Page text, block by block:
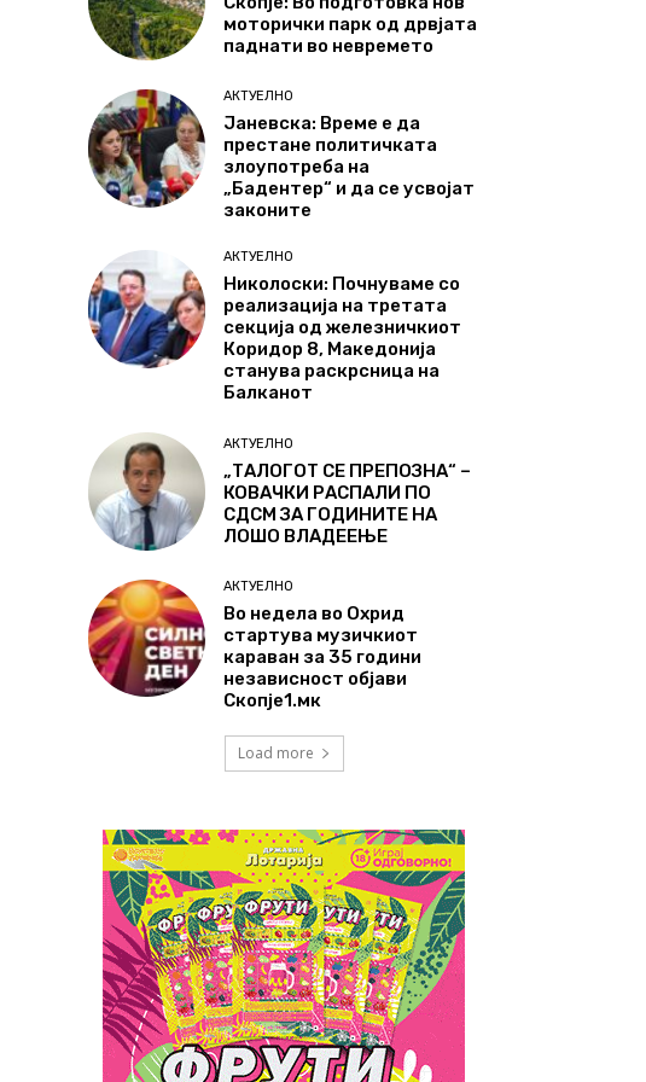
моторички парк од дрвјата
паднати во невремето
АКТУЕЛНО
Јаневска: Време е да
престане политичката
злоупотреба на
„Бадентер“ и да се усвојат
законите
АКТУЕЛНО
Николоски: Почнуваме со
реализација на третата
секција од железничкиот
Коридор 8, Македонија
станува раскрсница на
Балканот
АКТУЕЛНО
„ТАЛОГОТ СЕ ПРЕПОЗНА“ –
КОВАЧКИ РАСПАЛИ ПО
СДСМ ЗА ГОДИНИТЕ НА
ЛОШО ВЛАДЕЕЊЕ
АКТУЕЛНО
Во недела во Охрид
стартува музичкиот
караван за 35 години
независност објави
Скопје1.мк
Load more